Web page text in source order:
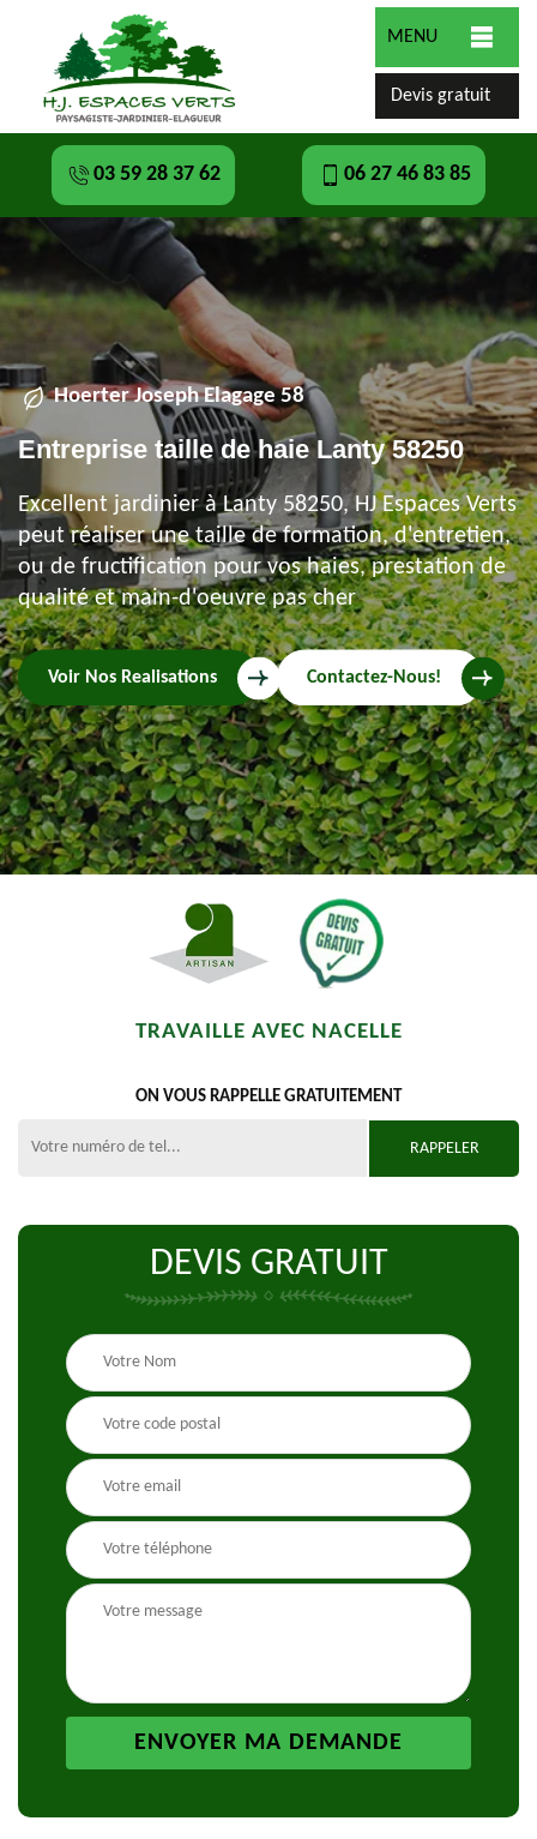
MENU
Devis gratuit
03 59 28 37 62 06 27 46 83 85
Hoerter Joseph Elagage 58
Entreprise taille de haie Lanty 58250
Excellent jardinier à Lanty 58250, HJ Espaces Verts
peut réaliser une taille de formation, d'entretien,
ou de fructification pour vos haies, prestation de
qualité et main-d'oeuvre pas cher
Voir Nos Realisations Contactez-Nous!
TRAVAILLE AVEC NACELLE
ON VOUS RAPPELLE GRATUITEMENT
DEVIS GRATUIT